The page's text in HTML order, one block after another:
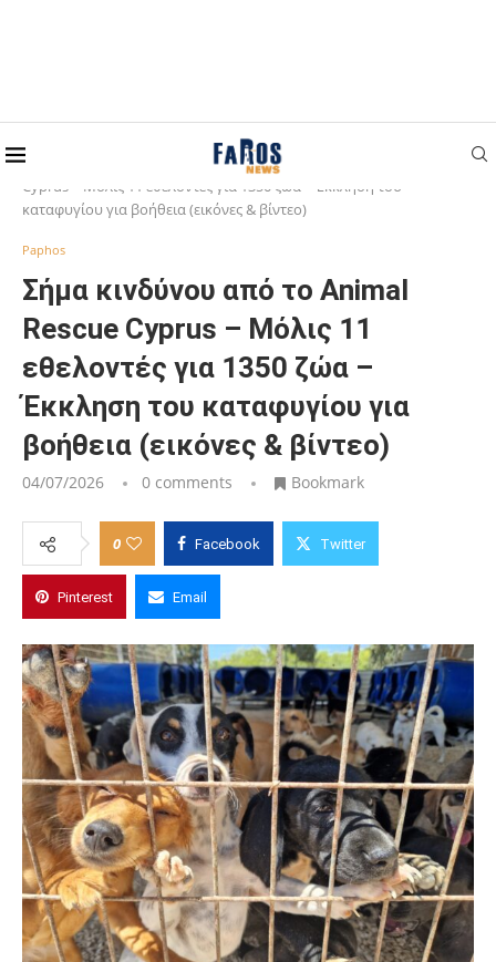
Home
Σήμα κινδύνου από το Animal Rescue
Cyprus – Μόλις 11 εθελοντές για 1350 ζώα – Έκκληση του
καταφυγίου για βοήθεια (εικόνες & βίντεο)
Paphos
Σήμα κινδύνου από το Animal
Rescue Cyprus – Μόλις 11
εθελοντές για 1350 ζώα –
Έκκληση του καταφυγίου για
βοήθεια (εικόνες & βίντεο)
04/07/2026 0 comments Bookmark
0 Facebook Twitter
Pinterest Email